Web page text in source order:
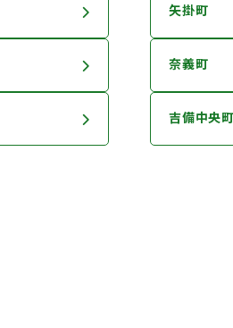
矢掛町
奈義町
吉備中央町